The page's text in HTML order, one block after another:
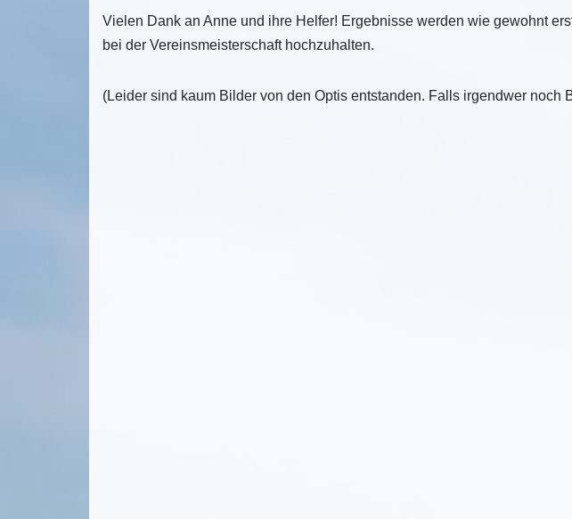
Vielen Dank an Anne und ihre Helfer! Ergebnisse werden wie gewohnt
bei der Vereinsmeisterschaft hochzuhalten.
(Leider sind kaum Bilder von den Optis entstanden. Falls irgendwer noch